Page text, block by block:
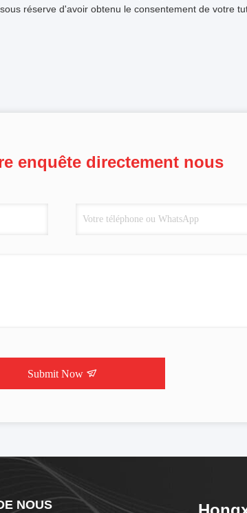
réserve d'avoir obtenu le consentement de votre
enquête directement nous
Submit Now
NOUS